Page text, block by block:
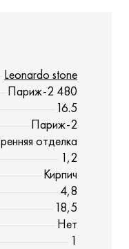
Leonardo stone
Париж-2 480
16.5
Париж-2
отделка
1,2
Кирпич
4,8
18,5
Нет
1